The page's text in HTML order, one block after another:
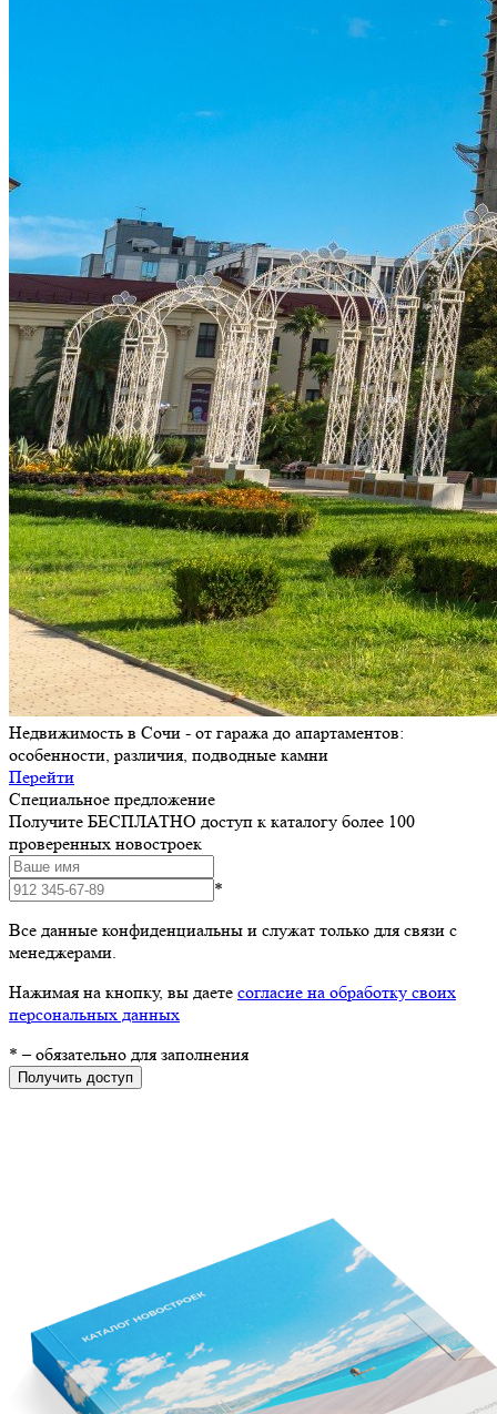
Недвижимость в Сочи - от гаража до апартаментов:
особенности, различия, подводные камни
Перейти
Специальное предложение
Получите БЕСПЛАТНО доступ к каталогу более 100
проверенных новостроек
*
Все данные конфиденциальны и служат только для связи с
менеджерами.
Нажимая на кнопку, вы даете согласие на обработку своих
персональных данных
* – обязательно для заполнения
Получить доступ